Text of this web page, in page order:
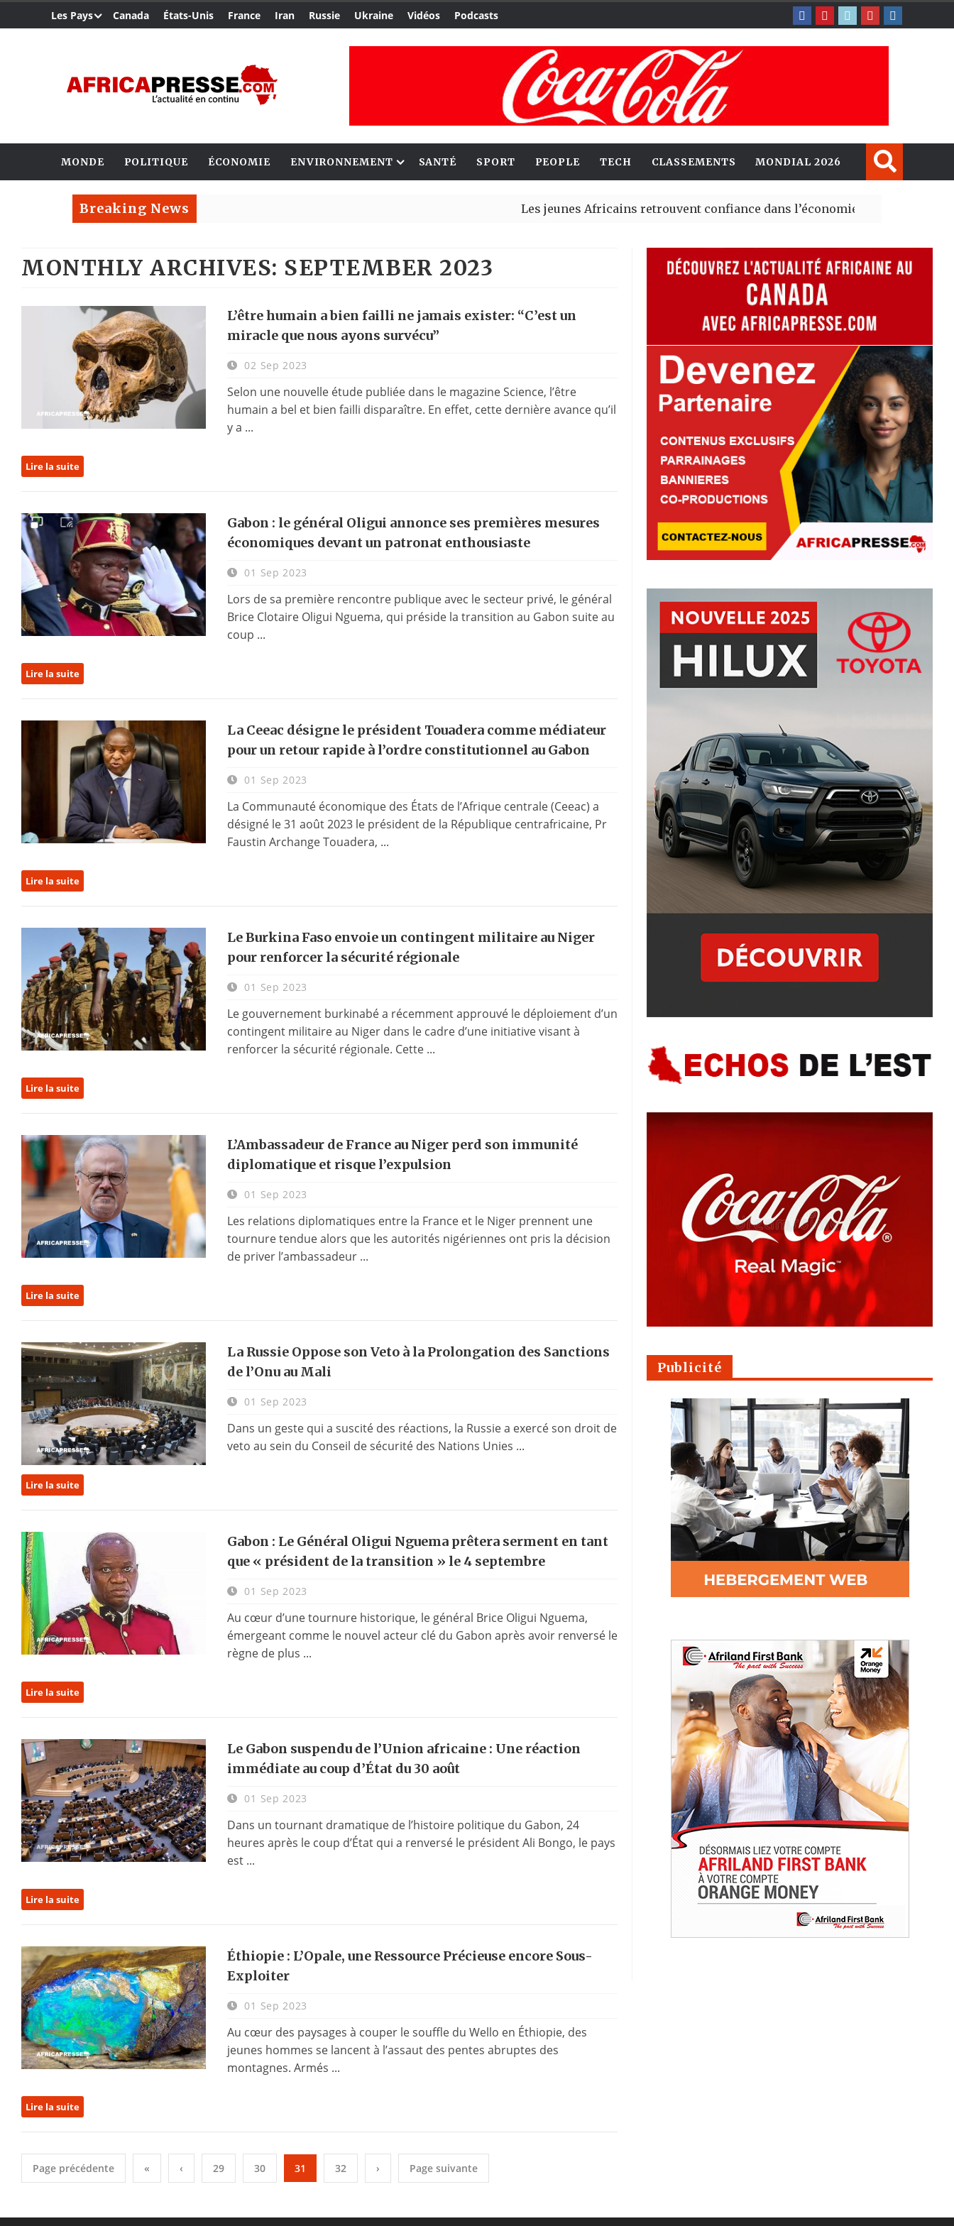
Les Pays Canada États-Unis France Iran Russie Ukraine Vidéos Podcasts
MONDE POLITIQUE ÉCONOMIE ENVIRONNEMENT SANTÉ SPORT PEOPLE TECH CLASSEMENTS MONDIAL 2026
Breaking News Les jeunes Africains retrouvent confiance dans l’économie, mais trois grands
MONTHLY ARCHIVES: SEPTEMBER 2023
L’être humain a bien failli ne jamais exister: “C’est un
miracle que nous ayons survécu”
02 Sep 2023
Selon une nouvelle étude publiée dans le magazine Science, l’être
humain a bel et bien failli disparaître. En effet, cette dernière avance qu’il
y a ...
Lire la suite
Gabon : le général Oligui annonce ses premières mesures
économiques devant un patronat enthousiaste
01 Sep 2023
Lors de sa première rencontre publique avec le secteur privé, le général
Brice Clotaire Oligui Nguema, qui préside la transition au Gabon suite au
coup ...
Lire la suite
La Ceeac désigne le président Touadera comme médiateur
pour un retour rapide à l’ordre constitutionnel au Gabon
01 Sep 2023
La Communauté économique des États de l’Afrique centrale (Ceeac) a
désigné le 31 août 2023 le président de la République centrafricaine, Pr
Faustin Archange Touadera, ...
Lire la suite
Le Burkina Faso envoie un contingent militaire au Niger
pour renforcer la sécurité régionale
01 Sep 2023
Le gouvernement burkinabé a récemment approuvé le déploiement d’un
contingent militaire au Niger dans le cadre d’une initiative visant à
renforcer la sécurité régionale. Cette ...
Lire la suite
L’Ambassadeur de France au Niger perd son immunité
diplomatique et risque l’expulsion
01 Sep 2023
Les relations diplomatiques entre la France et le Niger prennent une
tournure tendue alors que les autorités nigériennes ont pris la décision
de priver l’ambassadeur ...
Lire la suite
La Russie Oppose son Veto à la Prolongation des Sanctions
de l’Onu au Mali
01 Sep 2023
Dans un geste qui a suscité des réactions, la Russie a exercé son droit de
veto au sein du Conseil de sécurité des Nations Unies ...
Lire la suite
Gabon : Le Général Oligui Nguema prêtera serment en tant
que « président de la transition » le 4 septembre
01 Sep 2023
Au cœur d’une tournure historique, le général Brice Oligui Nguema,
émergeant comme le nouvel acteur clé du Gabon après avoir renversé le
règne de plus ...
Lire la suite
Le Gabon suspendu de l’Union africaine : Une réaction
immédiate au coup d’État du 30 août
01 Sep 2023
Dans un tournant dramatique de l’histoire politique du Gabon, 24
heures après le coup d’État qui a renversé le président Ali Bongo, le pays
est ...
Lire la suite
Éthiopie : L’Opale, une Ressource Précieuse encore Sous-
Exploiter
01 Sep 2023
Au cœur des paysages à couper le souffle du Wello en Éthiopie, des
jeunes hommes se lancent à l’assaut des pentes abruptes des
montagnes. Armés ...
Lire la suite
Page précédente « ‹ 29 30 31 32 › Page suivante
Publicité